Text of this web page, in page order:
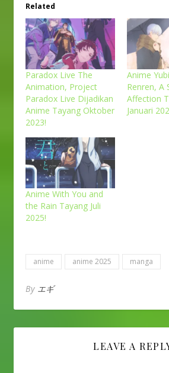
Related
Paradox Live The
Animation, Project
Paradox Live Dijadikan
Anime Tayang Oktober
2023!
Anime
Renren, A
Affection
Januari
Anime With You and
the Rain Tayang Juli
2025!
anime anime 2025 manga
By エギ
LEAVE A